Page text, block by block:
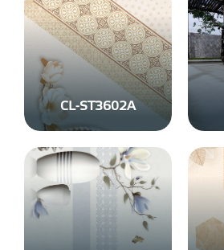
CL-ST3602A